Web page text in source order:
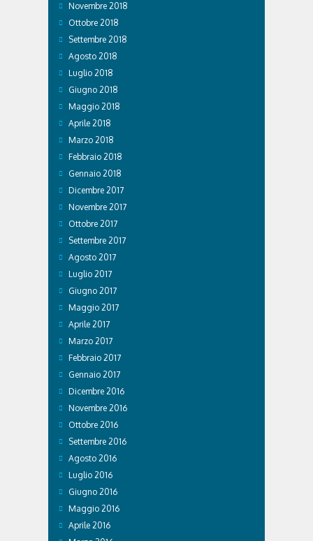
Novembre 2018
Ottobre 2018
Settembre 2018
Agosto 2018
Luglio 2018
Giugno 2018
Maggio 2018
Aprile 2018
Marzo 2018
Febbraio 2018
Gennaio 2018
Dicembre 2017
Novembre 2017
Ottobre 2017
Settembre 2017
Agosto 2017
Luglio 2017
Giugno 2017
Maggio 2017
Aprile 2017
Marzo 2017
Febbraio 2017
Gennaio 2017
Dicembre 2016
Novembre 2016
Ottobre 2016
Settembre 2016
Agosto 2016
Luglio 2016
Giugno 2016
Maggio 2016
Aprile 2016